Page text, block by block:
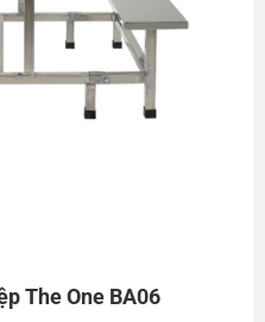
The One BA06